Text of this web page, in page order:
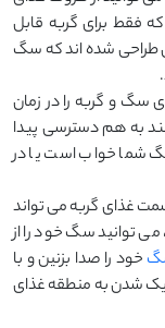
فقط برای گربه قابل
طراحی شده ‌اند که سگ
سگ و گربه را در زمان‌
به هم دسترسی پیدا
شما خواب است یا در
غذای گربه می‌ تواند
می ‌توانید سگ خود را از
خود را صدا بزنین و با
شدن به منطقه غذای